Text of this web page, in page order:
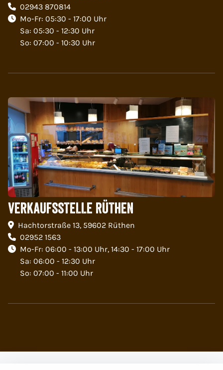
02943 870814
Mo-Fr: 05:30 - 17:00 Uhr
Sa: 05:30 - 12:30 Uhr
So: 07:00 - 10:30 Uhr
VERKAUFSSTELLE RÜTHEN
Hachtorstraße 13, 59602 Rüthen
02952 1563
Mo-Fr: 06:00 - 13:00 Uhr, 14:30 - 17:00 Uhr
Sa: 06:00 - 12:30 Uhr
So: 07:00 - 11:00 Uhr